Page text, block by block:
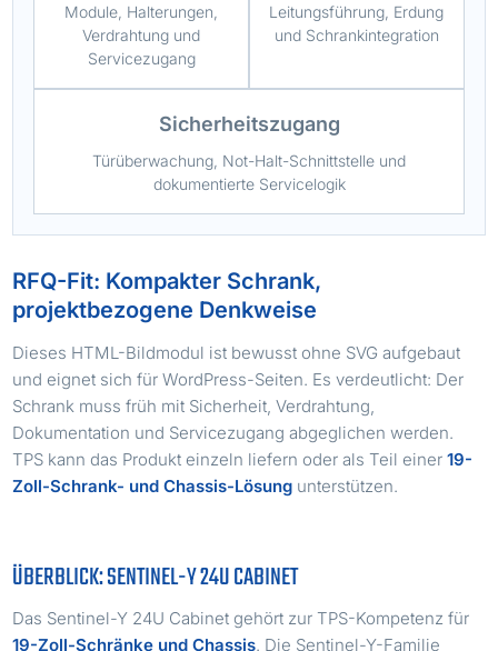
Module, Halterungen,
Verdrahtung und
Servicezugang
Leitungsführung, Erdung
und Schrankintegration
Sicherheitszugang
Türüberwachung, Not-Halt-Schnittstelle und
dokumentierte Servicelogik
RFQ-Fit: Kompakter Schrank,
projektbezogene Denkweise
Dieses HTML-Bildmodul ist bewusst ohne SVG aufgebaut
und eignet sich für WordPress-Seiten. Es verdeutlicht: Der
Schrank muss früh mit Sicherheit, Verdrahtung,
Dokumentation und Servicezugang abgeglichen werden.
TPS kann das Produkt einzeln liefern oder als Teil einer19-
Zoll-Schrank- und Chassis-Lösung unterstützen.
ÜBERBLICK: SENTINEL-Y 24U CABINET
Das Sentinel-Y 24U Cabinet gehört zur TPS-Kompetenz für
19-Zoll-Schränke und Chassis. Die Sentinel-Y-Familie